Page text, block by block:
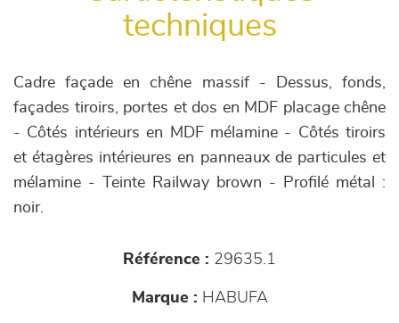
techniques
Cadre façade en chêne massif - Dessus, fonds,
façades tiroirs, portes et dos en MDF placage chêne
- Côtés intérieurs en MDF mélamine - Côtés tiroirs
et étagères intérieures en panneaux de particules et
mélamine - Teinte Railway brown - Profilé métal :
noir.
Référence : 29635.1
Marque : HABUFA